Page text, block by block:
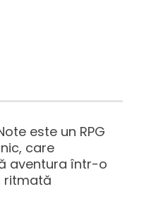
este un RPG
care
aventura într-o
ritmată